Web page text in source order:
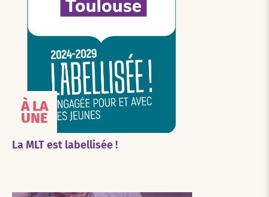
À LA
UNE
La MLT est labellisée !